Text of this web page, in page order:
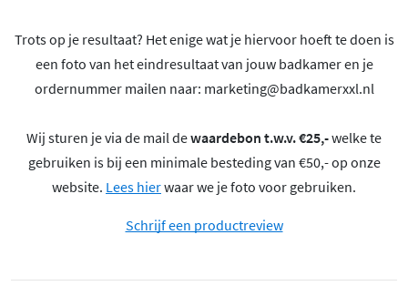
Trots op je resultaat? Het enige wat je hiervoor hoeft te doen is
een foto van het eindresultaat van jouw badkamer en je
ordernummer mailen naar: marketing@badkamerxxl.nl
Wij sturen je via de mail dewaardebon t.w.v. €25,-welke te
gebruiken is bij een minimale besteding van €50,- op onze
website. Lees hierwaar we je foto voor gebruiken.
Schrijf een productreview